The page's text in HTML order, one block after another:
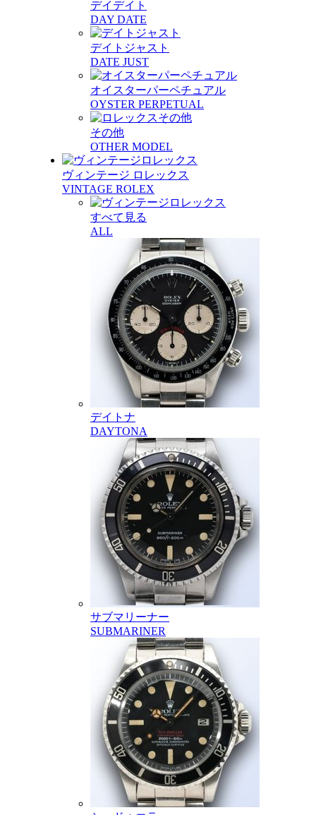
デイデイト
DAY DATE
デイトジャスト
DATE JUST
オイスターパーペチュアル
OYSTER PERPETUAL
その他
OTHER MODEL
ヴィンテージ ロレックス
VINTAGE ROLEX
すべて見る
ALL
デイトナ
DAYTONA
サブマリーナー
SUBMARINER